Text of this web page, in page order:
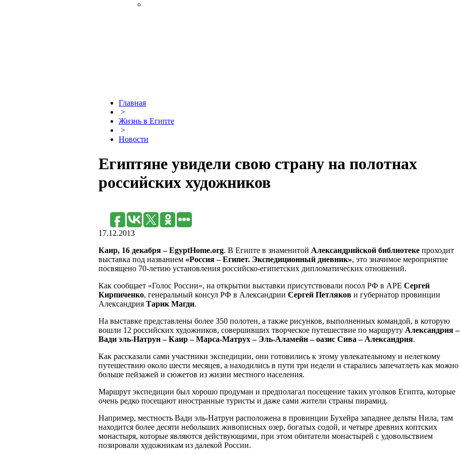
Главная
>
Жизнь в Египте
>
Новости
Египтяне увидели свою страну на полотнах
российских художников
17.12.2013
Каир, 16 декабря – EgyptHome.org. В Египте в знаменитой Александрийской библиотеке проходит
выставка под названием «Россия – Египет. Экспедиционный дневник», это значимое мероприятие
посвящено 70-летию установления российско-египетских дипломатических отношений.
Как сообщает «Голос России», на открытии выставки присутствовали посол РФ в АРЕ Сергей
Кирпиченко, генеральный консул РФ в Александрии Сергей Петляков и губернатор провинции
Александрия Тарик Магди.
На выставке представлены более 350 полотен, а также рисунков, выполненных командой, в которую
вошли 12 российских художников, совершивших творческое путешествие по маршруту Александрия –
Вади эль-Натрун – Каир – Марса-Матрух – Эль-Аламейн – оазис Сива – Александрия.
Как рассказали сами участники экспедиции, они готовились к этому увлекательному и нелегкому
путешествию около шести месяцев, а находились в пути три недели и старались запечатлеть как можно
больше пейзажей и сюжетов из жизни местного населения.
Маршрут экспедиции был хорошо продуман и предполагал посещение таких уголков Египта, которые
очень редко посещают иностранные туристы и даже сами жители страны пирамид.
Например, местность Вади эль-Натрун расположена в провинции Бухейра западнее дельты Нила, там
находится более десяти небольших живописных озер, богатых содой, и четыре древних коптских
монастыря, которые являются действующими, при этом обитатели монастырей с удовольствием
позировали художникам из далекой России.